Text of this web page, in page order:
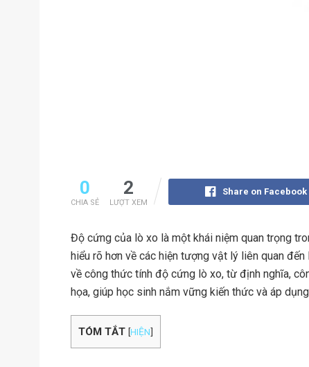
0
CHIA SẺ
2
LƯỢT XEM
Share on Facebook
Độ cứng của lò xo là một khái niệm quan trọng
hiểu rõ hơn về các hiện tượng vật lý liên quan
về công thức tính độ cứng lò xo, từ định nghĩa,
họa, giúp học sinh nắm vững kiến thức và áp
TÓM TẮT [HIỆN]